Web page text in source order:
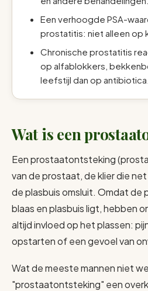
Een verhoogde PSA-
prostatitis: niet alleen op
Chronische prostatitis
op alfablokkers,
leefstijl dan op antibiotica.
Wat is een
Een prostaatontsteking
van de prostaat, de klier die
de plasbuis omsluit. Omdat de
blaas en plasbuis ligt, hebben
altijd invloed op het plassen:
opstarten of een gevoel van
Wat de meeste mannen niet
"prostaatontsteking" een